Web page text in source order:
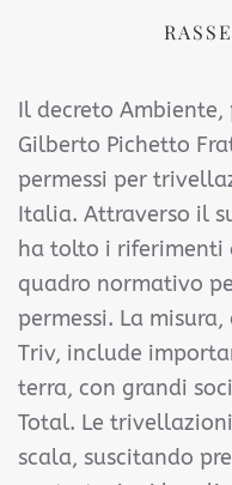
Il decreto
Gilberto Pichetto
permessi per
Italia. Attraverso il
ha tolto i riferimenti
quadro normativo
permessi. La
Triv, include
terra, con grandi
Total. Le
scala, suscitando